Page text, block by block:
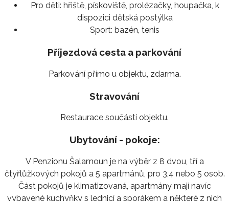
Pro děti: hřiště, pískoviště, prolézačky, houpačka, k
dispozici dětská postýlka
Sport: bazén, tenis
Příjezdová cesta a parkování
Parkování přímo u objektu, zdarma.
Stravování
Restaurace součástí objektu.
Ubytování - pokoje:
V Penzionu Šalamoun je na výběr z 8 dvou, tří a
čtyřlůžkových pokojů a 5 apartmánů, pro 3,4 nebo 5 osob.
Část pokojů je klimatizovaná, apartmány mají navíc
vybavené kuchyňky s lednicí a sporákem a některé z nich